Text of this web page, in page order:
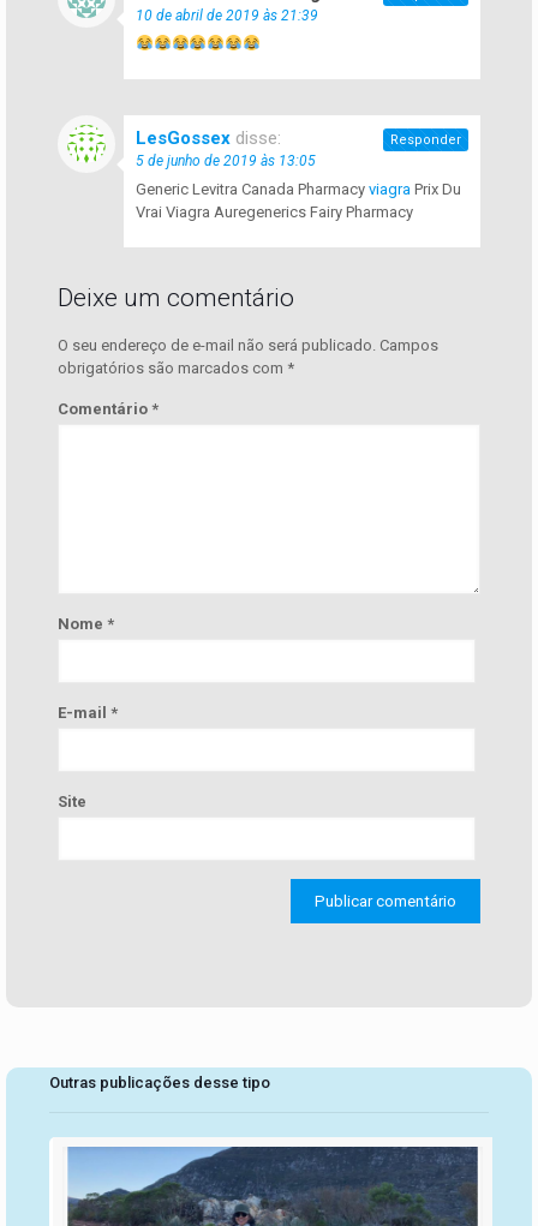
10 de abril de 2019 às 21:39
LesGossex disse:
5 de junho de 2019 às 13:05
Generic Levitra Canada Pharmacy viagra Prix Du
Vrai Viagra Auregenerics Fairy Pharmacy
Responder
Deixe um comentário
O seu endereço de e-mail não será publicado. Campos
obrigatórios são marcados com *
Comentário *
Nome *
E-mail *
Site
Outras publicações desse tipo